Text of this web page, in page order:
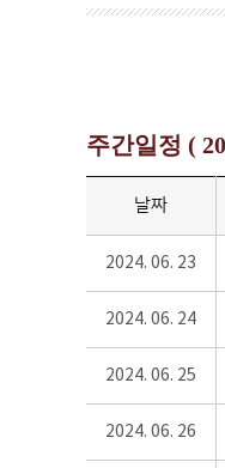
주간일정 (
날짜
2024. 06. 23
2024. 06. 24
2024. 06. 25
2024. 06. 26